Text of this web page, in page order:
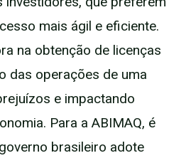
mais ágil e eficiente.
na obtenção de licenças
das operações de uma
e impactando
Para a ABIMAQ, é
brasileiro adote